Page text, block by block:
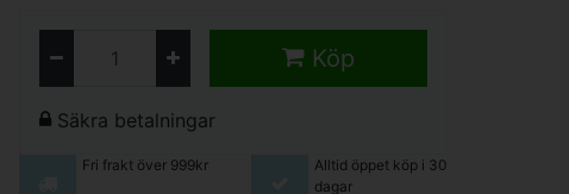
Köp
Säkra betalningar
Fri frakt över 999kr
Alltid öppet köp i 30
dagar